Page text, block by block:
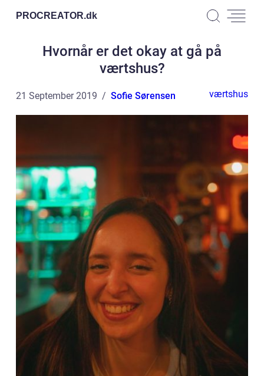
PROCREATOR.dk
Hvornår er det okay at gå på
værtshus?
21 September 2019 Sofie Sørensen værtshus